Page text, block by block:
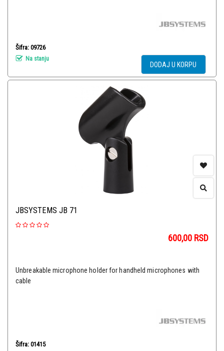
Šifra: 09726
Na stanju
DODAJ U KORPU
JBSYSTEMS JB 71
600,00 RSD
Unbreakable microphone holder for handheld microphones with
cable
Šifra: 01415